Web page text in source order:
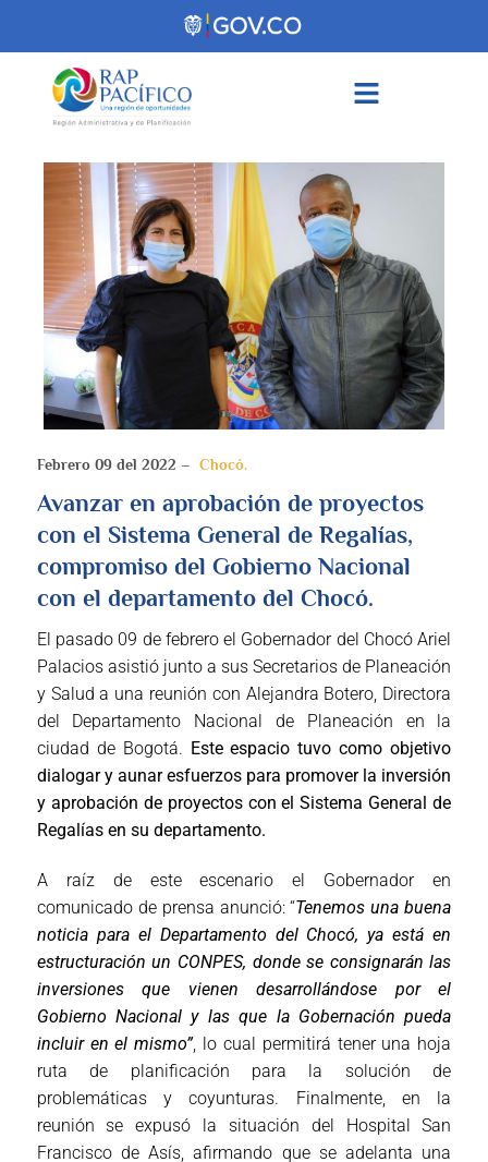
Febrero 09 del 2022 – Chocó.
Avanzar en aprobación de proyectos
con el Sistema General de Regalías,
compromiso del Gobierno Nacional
con el departamento del Chocó.
El pasado 09 de febrero el Gobernador del Chocó Ariel
Palacios asistió junto a sus Secretarios de Planeación
y Salud a una reunión con Alejandra Botero, Directora
del Departamento Nacional de Planeación en la
ciudad de Bogotá. Este espacio tuvo como objetivo
dialogar y aunar esfuerzos para promover la inversión
y aprobación de proyectos con el Sistema General de
Regalías en su departamento.
A raíz de este escenario el Gobernador en
comunicado de prensa anunció: “Tenemos una buena
noticia para el Departamento del Chocó, ya está en
estructuración un CONPES, donde se consignarán las
inversiones que vienen desarrollándose por el
Gobierno Nacional y las que la Gobernación pueda
incluir en el mismo”, lo cual permitirá tener una hoja
ruta de planificación para la solución de
problemáticas y coyunturas. Finalmente, en la
reunión se expusó la situación del Hospital San
Francisco de Asís, afirmando que se adelanta una